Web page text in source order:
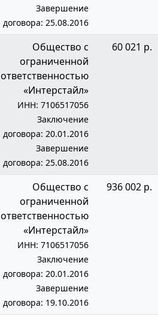
Завершение
договора: 25.08.2016
Общество с
ограниченной
ответственностью
«Интерстайл»
ИНН: 7106517056
Заключение
договора: 20.01.2016
Завершение
договора: 25.08.2016
60 021 р.
Общество с
ограниченной
ответственностью
«Интерстайл»
ИНН: 7106517056
Заключение
договора: 20.01.2016
Завершение
договора: 19.10.2016
936 002 р.